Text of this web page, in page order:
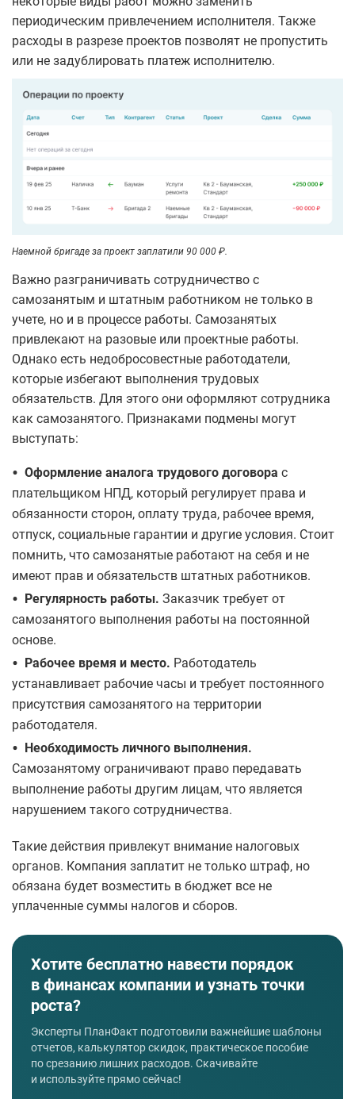
периодическим привлечением исполнителя. Также
расходы в разрезе проектов позволят не пропустить
или не задублировать платеж исполнителю.
Наемной бригаде за проект заплатили 90 000 ₽.
Важно разграничивать сотрудничество с
самозанятым и штатным работником не только в
учете, но и в процессе работы. Самозанятых
привлекают на разовые или проектные работы.
Однако есть недобросовестные работодатели,
которые избегают выполнения трудовых
обязательств. Для этого они оформляют сотрудника
как самозанятого. Признаками подмены могут
выступать:
• Оформление аналога трудового договора с
плательщиком НПД, который регулирует права и
обязанности сторон, оплату труда, рабочее время,
отпуск, социальные гарантии и другие условия. Стоит
помнить, что самозанятые работают на себя и не
имеют прав и обязательств штатных работников.
• Регулярность работы. Заказчик требует от
самозанятого выполнения работы на постоянной
основе.
• Рабочее время и место. Работодатель
устанавливает рабочие часы и требует постоянного
присутствия самозанятого на территории
работодателя.
•
Необходимость личного выполнения.
Самозанятому ограничивают право передавать
выполнение работы другим лицам, что является
нарушением такого сотрудничества.
Такие действия привлекут внимание налоговых
органов. Компания заплатит не только штраф, но
обязана будет возместить в бюджет все не
уплаченные суммы налогов и сборов.
Хотите бесплатно навести порядок
в финансах компании и узнать точки
роста?
Эксперты ПланФакт подготовили важнейшие шаблоны
отчетов, калькулятор скидок, практическое пособие
по срезанию лишних расходов. Скачивайте
и используйте прямо сейчас!